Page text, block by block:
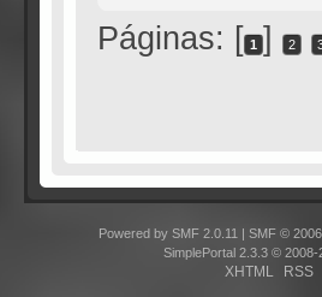
Páginas: [ 1 ] 2
Powered by SMF 2.0.11
SMF ©
SimplePortal 2.3.3 © 2008-
XHTML RSS